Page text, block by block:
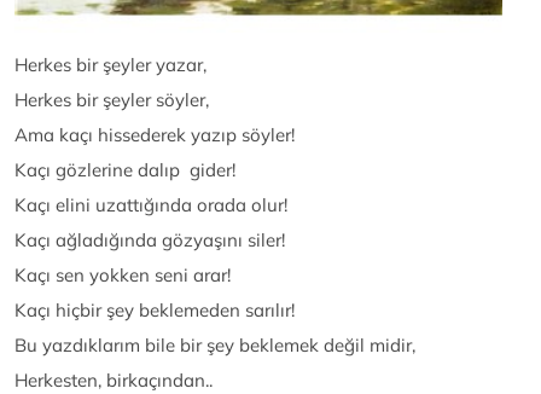
Herkes bir şeyler yazar,
Herkes bir şeyler söyler,
Ama kaçı hissederek yazıp söyler!
Kaçı gözlerine dalıp gider!
Kaçı elini uzattığında orada olur!
Kaçı ağladığında gözyaşını siler!
Kaçı sen yokken seni arar!
Kaçı hiçbir şey beklemeden sarılır!
Bu yazdıklarım bile bir şey beklemek değil midir,
Herkesten, birkaçından..